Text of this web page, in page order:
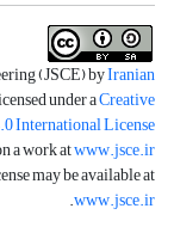
(JSCE) byIranian
under aCreative
International License
a work atwww.jsce.ir
may be available at
www.jsce.ir
.